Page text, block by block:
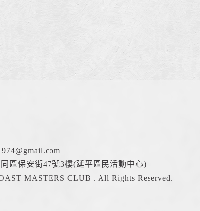
區保安街47號3樓(延平區民活動中心)
MASTERS CLUB . All Rights Reserved.